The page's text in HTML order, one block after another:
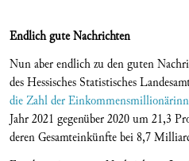
Endlich gute Nachrichten
Nun aber endlich zu den guten
des Hessisches Statistisches
die Zahl der
Jahr 2021 gegenüber 2020 um 21,3
deren Gesamteinkünfte bei 8,7